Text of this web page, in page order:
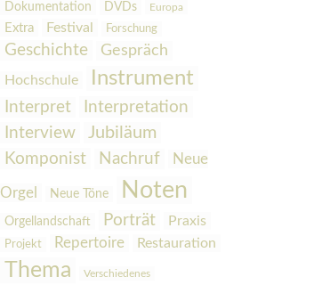
Dokumentation DVDs Europa
Extra Festival Forschung
Geschichte Gespräch
Hochschule Instrument
Interpret
Interpretation
Interview
Jubiläum
Komponist
Nachruf Neue
Orgel Neue Töne Noten
Orgellandschaft Porträt Praxis
Projekt Repertoire Restauration
Thema Verschiedenes